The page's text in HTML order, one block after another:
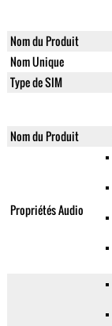
Nom du Produit
Nom Unique
Type de SIM
Nom du Produit
Propriétés Audio